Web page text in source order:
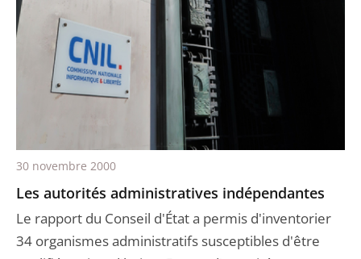
Les autorités administratives indépendantes
Le rapport du Conseil d'État a permis d'inventorier
34 organismes administratifs susceptibles d'être
30 novembre 2000